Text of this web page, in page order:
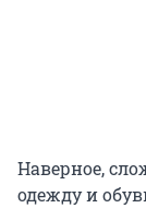
Наверное,
одежду и